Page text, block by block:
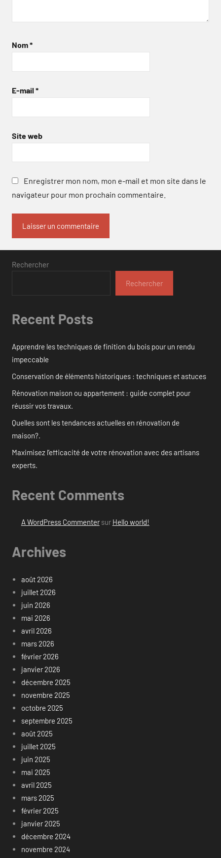
Nom*
E-mail *
Site web
Enregistrer mon nom, mon e-mail et mon site dans le
navigateur pour mon prochain commentaire.
Rechercher
Rechercher
Recent Posts
Apprendre les techniques de finition du bois pour un rendu
impeccable
Conservation de éléments historiques : techniques et astuces
Rénovation maison ou appartement : guide complet pour
réussir vos travaux.
Quelles sont les tendances actuelles en rénovation de
maison?.
Maximisez l’efficacité de votre rénovation avec des artisans
experts.
Recent Comments
A WordPress Commentersur Hello world!
Archives
août 2026
juillet 2026
juin 2026
mai 2026
avril 2026
mars 2026
février 2026
janvier 2026
décembre 2025
novembre 2025
octobre 2025
septembre 2025
août 2025
juillet 2025
juin 2025
mai 2025
avril 2025
mars 2025
février 2025
janvier 2025
décembre 2024
novembre 2024